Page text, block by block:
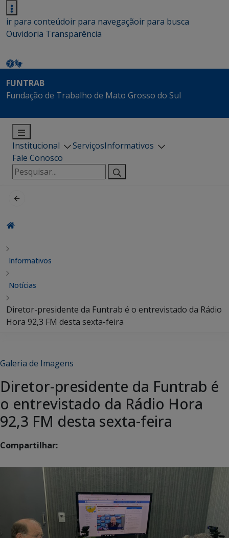
ir para conteúdoir para navegaçãoir para busca
Ouvidoria Transparência
FUNTRAB
Fundação de Trabalho de Mato Grosso do Sul
Institucional ServiçosInformativos
Fale Conosco
Pesquisar
por:
Informativos
Notícias
Diretor-presidente da Funtrab é o entrevistado da Rádio
Hora 92,3 FM desta sexta-feira
Galeria de Imagens
Diretor-presidente da Funtrab é
o entrevistado da Rádio Hora
92,3 FM desta sexta-feira
Compartilhar: